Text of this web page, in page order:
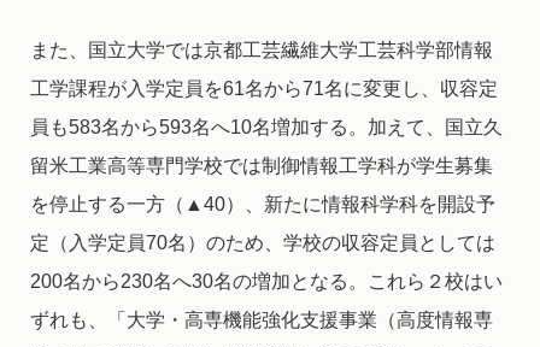
また、国立大学では京都工芸繊維大学工芸科学部情報
工学課程が入学定員を61名から71名に変更し、収容定
員も583名から593名へ10名増加する。加えて、国立久
留米工業高等専門学校では制御情報工学科が学生募集
を停止する一方（▲40）、新たに情報科学科を開設予
定（入学定員70名）のため、学校の収容定員としては
200名から230名へ30名の増加となる。これら２校はい
ずれも、「大学・高専機能強化支援事業（高度情報専